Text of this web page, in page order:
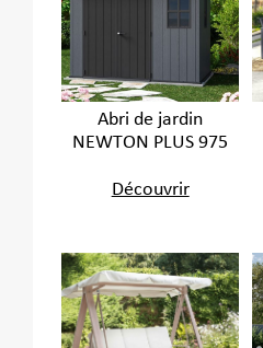
Abri de jardin
NEWTON PLUS 975
Découvrir